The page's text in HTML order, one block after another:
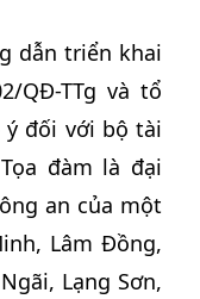
dẫn triển khai
QĐ-TTg và tổ
ý đối với bộ tài
đàm là đại
an của một
Lâm Đồng,
Lạng Sơn,